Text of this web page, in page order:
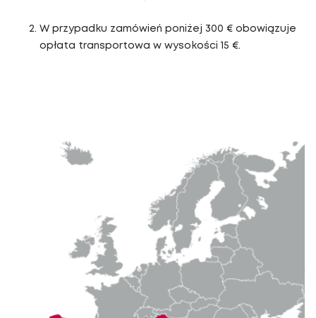
W przypadku zamówień poniżej 300 € obowiązuje
opłata transportowa w wysokości 15 €.